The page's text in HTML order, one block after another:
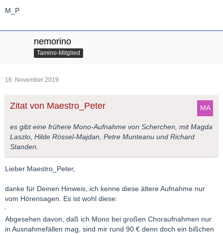
M_P
nemorino
Tamino-Mitglied
16. November 2019
Zitat von Maestro_Peter
es gibt eine frühere Mono-Aufnahme von Scherchen, mit Magda
Laszlo, Hilde Rössel-Majdan, Petre Munteanu und Richard
Standen.
Lieber Maestro_Peter,
danke für Deinen Hinweis, ich kenne diese ältere Aufnahme nur
vom Hörensagen. Es ist wohl diese:
Abgesehen davon, daß ich Mono bei großen Choraufnahmen nur
in Ausnahmefällen mag, sind mir rund 90 € denn doch ein bißchen